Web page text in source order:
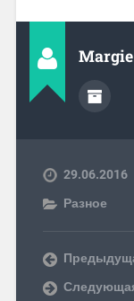
Margie
29.06.2016
Разное